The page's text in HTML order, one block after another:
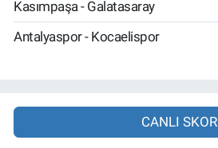
Kasımpaşa - Galatasaray
Antalyaspor - Kocaelispor
CANLI SKOR